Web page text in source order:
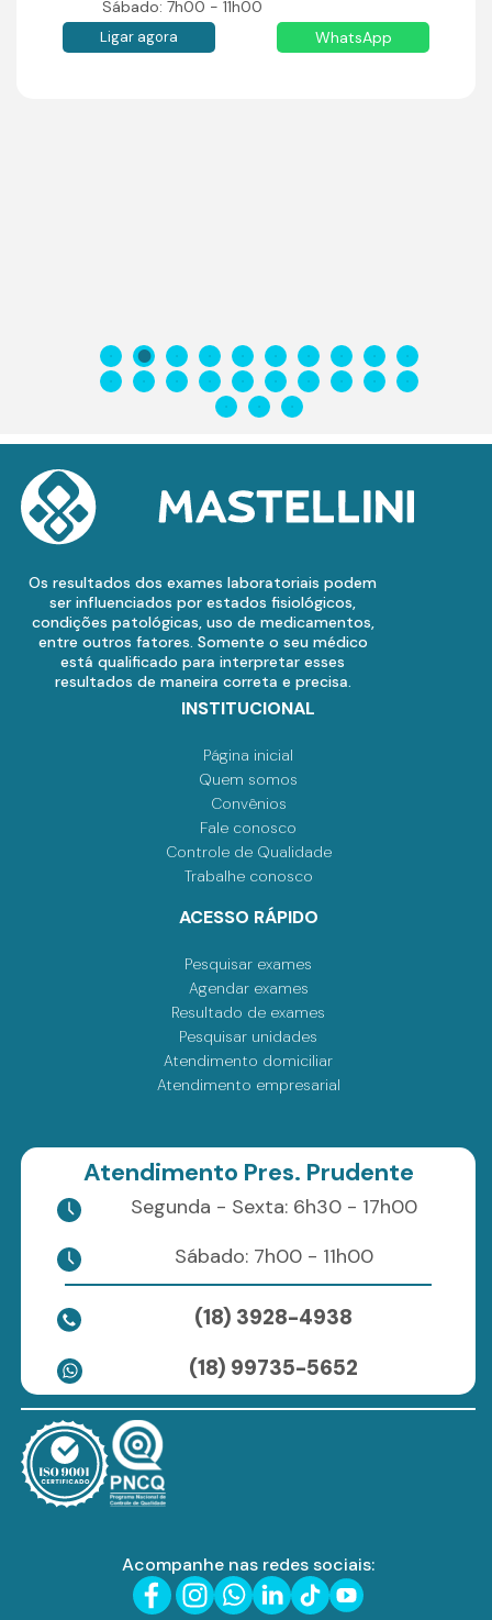
Sábado: 7h00 - 11h00
Ligar agora WhatsApp
Os resultados dos exames laboratoriais podem
ser influenciados por estados fisiológicos,
condições patológicas, uso de medicamentos,
entre outros fatores. Somente o seu médico
está qualificado para interpretar esses
resultados de maneira correta e precisa.
INSTITUCIONAL
Página inicial
Quem somos
Convênios
Fale conosco
Controle de Qualidade
Trabalhe conosco
ACESSO RÁPIDO
Pesquisar exames
Agendar exames
Resultado de exames
Pesquisar unidades
Atendimento domiciliar
Atendimento empresarial
Atendimento Pres. Prudente
Segunda - Sexta: 6h30 - 17h00
Sábado: 7h00 - 11h00
(18) 3928-4938
(18) 99735-5652
Acompanhe nas redes sociais: